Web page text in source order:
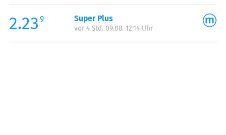
2.23 9 Super Plus
vor 4 Std. 09.08. 12:14 Uhr